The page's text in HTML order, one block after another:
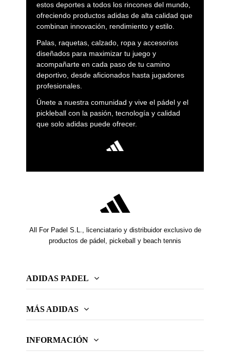
estos deportes a todos los rincones del mundo,
ofreciendo productos adidas de alta calidad que
combinan innovación, rendimiento y estilo.
Palas, raquetas, calzado, ropa y accesorios
diseñados para maximizar tu juego y
acompañarte en cada paso de tu camino
deportivo, desde aficionados hasta jugadores
profesionales.
Únete a nuestra comunidad y vive el pádel y el
pickleball con la pasión, tecnología y calidad
que solo adidas puede ofrecer.
All For Padel S.L., licenciatario y distribuidor exclusivo de
productos de pádel, pickeball y beach tennis
ADIDAS PADEL
MÁS ADIDAS
INFORMACIÓN